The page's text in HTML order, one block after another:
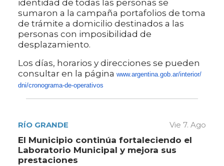
identidad de todas las personas se
sumaron a la campaña portafolios de toma
de trámite a domicilio destinados a las
personas con imposibilidad de
desplazamiento.
Los días, horarios y direcciones se pueden
consultar en la página www.argentina.gob.ar/interior/
dni/cronograma-de-operativos
RÍO GRANDE Vie 7. Ago
El Municipio continúa fortaleciendo el
Laboratorio Municipal y mejora sus
prestaciones